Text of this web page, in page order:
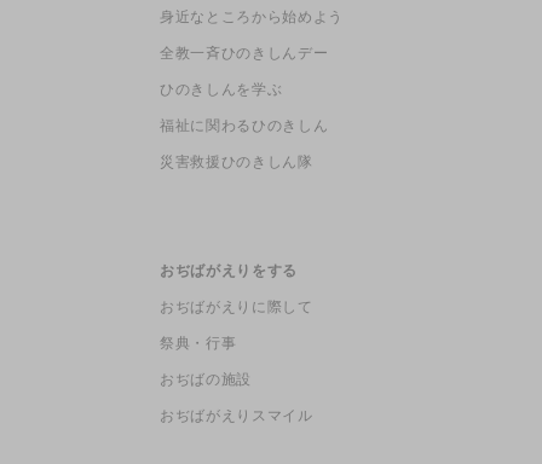
身近なところから始めよう
全教一斉ひのきしんデー
ひのきしんを学ぶ
福祉に関わるひのきしん
災害救援ひのきしん隊
おぢばがえりをする
おぢばがえりに際して
祭典・行事
おぢばの施設
おぢばがえりスマイル